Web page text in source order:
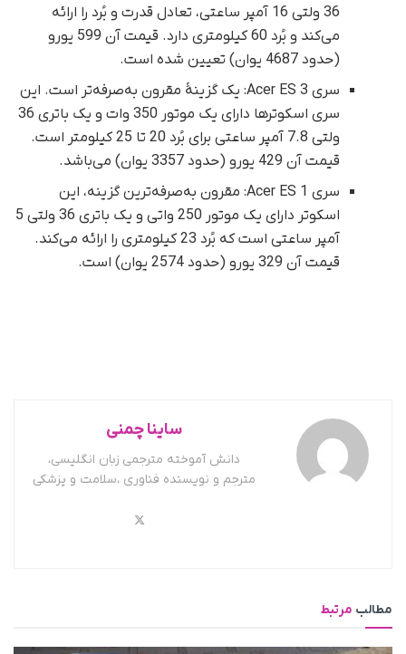
36 ولتی 16 آمپر ساعتی، تعادل قدرت و بُرد را ارائه
می‌کند و بُرد 60 کیلومتری دارد. قیمت آن 599 یورو
(حدود 4687 یوان) تعیین شده است.
سری Acer ES 3: یک گزینۀ مقرون به‌صرفه‌تر است. این
سری اسکوترها دارای یک موتور 350 وات و یک باتری 36
ولتی 7.8 آمپر ساعتی برای بُرد 20 تا 25 کیلومتر است.
قیمت آن 429 یورو (حدود 3357 یوان) می‌باشد.
سری Acer ES 1: مقرون به‌صرفه‌ترین گزینه، این
اسکوتر دارای یک موتور 250 واتی و یک باتری 36 ولتی 5
آمپر ساعتی است که بُرد 23 کیلومتری را ارائه می‌کند.
قیمت آن 329 یورو (حدود 2574 یوان) است.
ساینا چمنی
دانش آموخته مترجمی زبان انگلیسی،
مترجم و نویسنده فناوری ،سلامت و پزشکی
مطالب مرتبط